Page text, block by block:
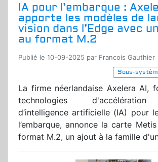
IA pour l’embarque :
apporte les modèles de
vision dans l’Edge avec
au format M.2
Publié le 10-09-2025 par Francois Gauthier
Sous-
La firme néerlandaise Axelera AI,
technologies
d’intelligence artificielle (IA) pour
l’embarque, annonce la carte
format M.2, un ajout à la famille